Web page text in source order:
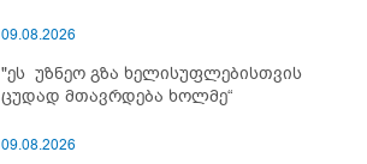
09.08.2026
"ეს უზნეო გზა ხელისუფლებისთვის
ცუდად მთავრდება ხოლმე“
09.08.2026